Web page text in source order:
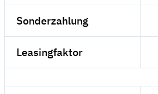
Sonderzahlung
Leasingfaktor